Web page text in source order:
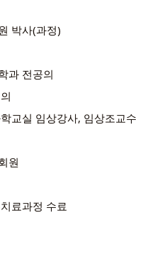
박사(과정)
과 전공의
교실 임상강사, 임상조교수
원
료과정 수료